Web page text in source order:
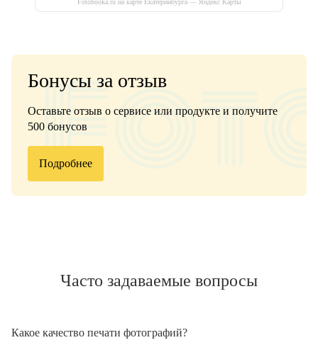
Fotobooka.ru на карте Екатеринбурга — Яндекс Карты
Бонусы за отзыв
Оставьте отзыв о сервисе или продукте и получите
500 бонусов
Подробнее
Часто задаваемые вопросы
Какое качество печати фотографий?